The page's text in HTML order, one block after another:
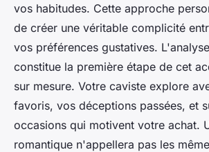
vos habitudes. Cette approche
de créer une véritable complicité
vos préférences gustatives.
constitue la première étape de cet
sur mesure. Votre caviste explore
favoris, vos déceptions passées, et
occasions qui motivent votre achat.
romantique n'appellera pas les